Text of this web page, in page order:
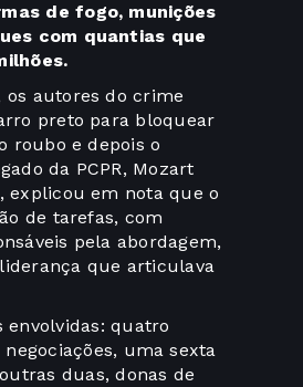
de fogo, munições
com quantias que
os autores do crime
preto para bloquear
roubo e depois o
da PCPR, Mozart
explicou em nota que o
de tarefas, com
pela abordagem,
que articulava
envolvidas: quatro
uma sexta
duas, donas de